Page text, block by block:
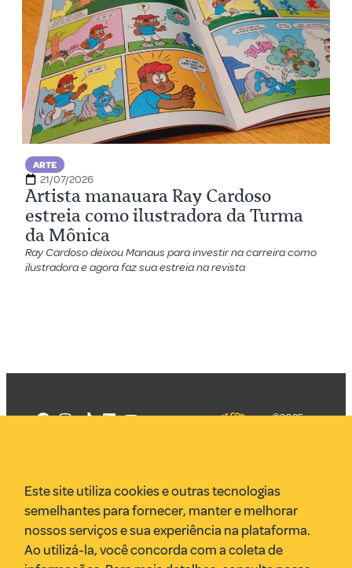
ARTE
21/07/2026
Artista manauara Ray Cardoso
estreia como ilustradora da Turma
da Mônica
Ray Cardoso deixou Manaus para investir na carreira como
ilustradora e agora faz sua estreia na revista
VR Assessoria
Parcerias
Envie uma pauta
Anuncie
©2025
Este site utiliza cookies e outras tecnologias
semelhantes para fornecer, manter e melhorar
nossos serviços e sua experiência na plataforma.
Ao utilizá-la, você concorda com a coleta de